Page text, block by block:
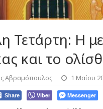
Τετάρτη: Η
και το
Αβραμόπουλος 1 Μαΐου
Share Viber Messenger